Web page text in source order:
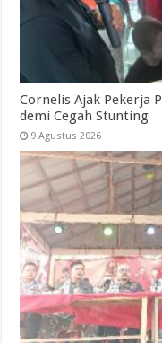
Cornelis Ajak Pekerja
demi Cegah Stunting
9 Agustus 2026